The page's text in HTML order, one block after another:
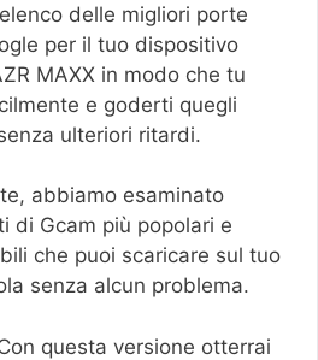
delle migliori porte
per il tuo dispositivo
MAXX in modo che tu
e goderti quegli
ulteriori ritardi.
abbiamo esaminato
di Gcam più popolari e
che puoi scaricare sul tuo
senza alcun problema.
questa versione otterrai